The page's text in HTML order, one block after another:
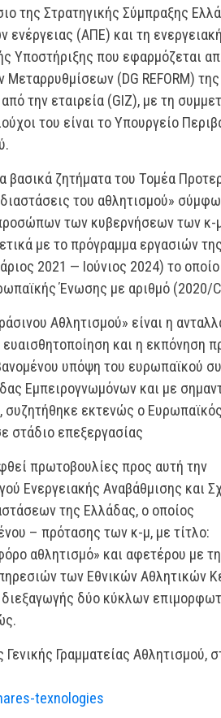
της Στρατηγικής Σύμπραξης
(ΑΠΕ) και τη
Υποστήριξης που εφαρμόζεται
(DG REFORM) της
την εταιρεία (GIZ), με τη
του είναι το Υπουργείο
ζητήματα του Τομέα
του αθλητισμού»
των κυβερνήσεων των κ-
με το πρόγραμμα εργασιών της
2021 — Ιούνιος 2024) το οποίο
Ένωσης με αριθμό (2020/
Αθλητισμού» είναι η
και η εκπόνηση
υπόψη του ευρωπαϊκού
Εμπειρογνωμόνων και με
εκτενώς ο
στάδιο επεξεργασίας
πρωτοβουλίες προς αυτή την
Ενεργειακής Αναβάθμισης και
της Ελλάδας, ο οποίος
– πρότασης των κ-μ, με τίτλο:
αθλητισμό» και αφετέρου με
των Εθνικών Αθλητικών
δύο κύκλων
Γραμματείας Αθλητισμού,
texnologies